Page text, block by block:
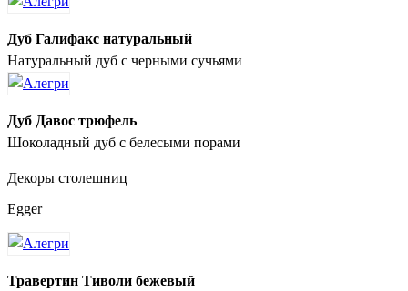
Дуб Галифакс натуральный
Натуральный дуб с черными сучьями
Дуб Давос трюфель
Шоколадный дуб с белесыми порами
Декоры столешниц
Egger
Травертин Тиволи бежевый